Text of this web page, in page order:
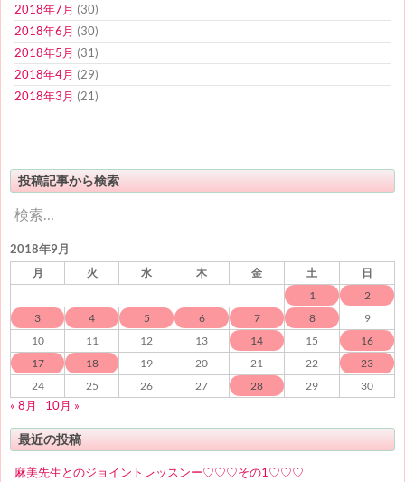
2018年7月 (30)
2018年6月 (30)
2018年5月 (31)
2018年4月 (29)
2018年3月 (21)
投稿記事から検索
検
索:
2018年9月
月 火 水 木 金 土 日
1
2
3
4 5 6 7 8
9
10
11 12 13 14 15
16
17
18 19 20 21 22 23
24 25 26 27 28 29 30
« 8月 10月 »
最近の投稿
麻美先生とのジョイントレッスンー♡♡♡その1♡♡♡